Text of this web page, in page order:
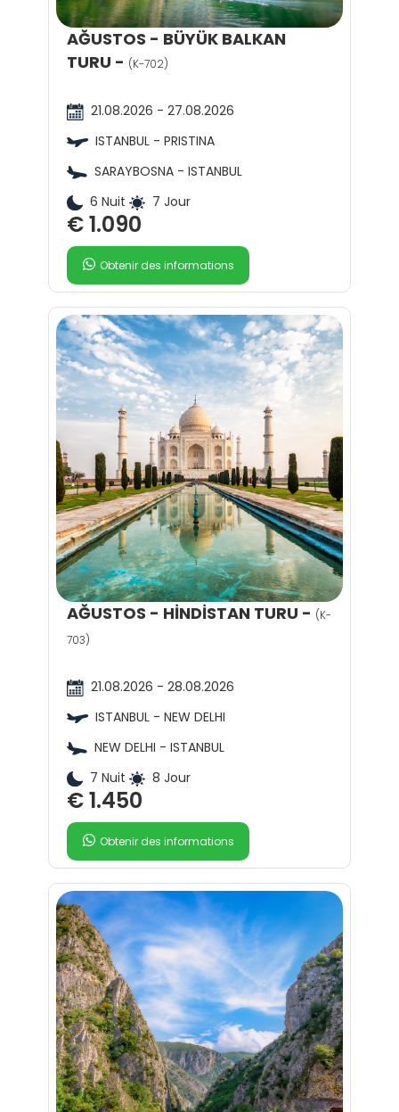
AĞUSTOS - BÜYÜK BALKAN
TURU - (K-702)
21.08.2026 - 27.08.2026
ISTANBUL - PRISTINA
SARAYBOSNA - ISTANBUL
6 Nuit
7 Jour
€ 1.090
Obtenir des informations
AĞUSTOS - HİNDİSTAN TURU - (K-
703)
21.08.2026 - 28.08.2026
ISTANBUL - NEW DELHI
NEW DELHI - ISTANBUL
7 Nuit
8 Jour
€ 1.450
Obtenir des informations